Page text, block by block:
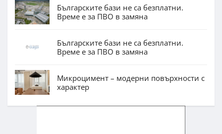
Българските бази не са безплатни.
Време е за ПВО в замяна
Българските бази не са безплатни.
Време е за ПВО в замяна
Микроцимент – модерни повърхности с
характер